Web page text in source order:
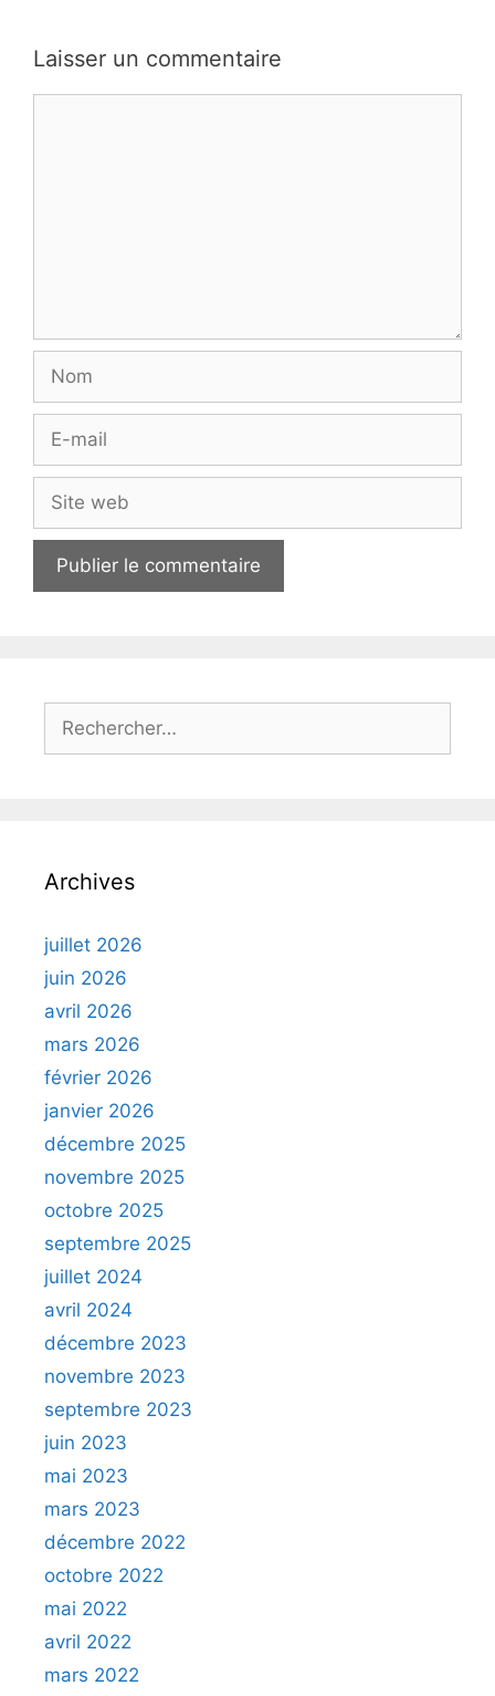
Laisser un commentaire
Nom
Site
web
Rechercher :
Archives
juillet 2026
juin 2026
avril 2026
mars 2026
février 2026
janvier 2026
décembre 2025
novembre 2025
octobre 2025
septembre 2025
juillet 2024
avril 2024
décembre 2023
novembre 2023
septembre 2023
juin 2023
mai 2023
mars 2023
décembre 2022
octobre 2022
mai 2022
avril 2022
mars 2022